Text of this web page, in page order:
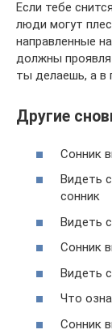
Если тебе
люди могут
направленные
должны
ты делаешь, а в
Другие
Сонник
Видеть
сонник
Видеть
Сонник
Видеть
Что
Сонник